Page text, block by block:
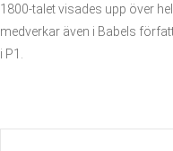
1800-talet visades upp över
medverkar även i Babels
i P1.